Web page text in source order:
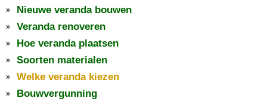
Nieuwe veranda bouwen
Veranda renoveren
Hoe veranda plaatsen
Soorten materialen
Welke veranda kiezen
Bouwvergunning